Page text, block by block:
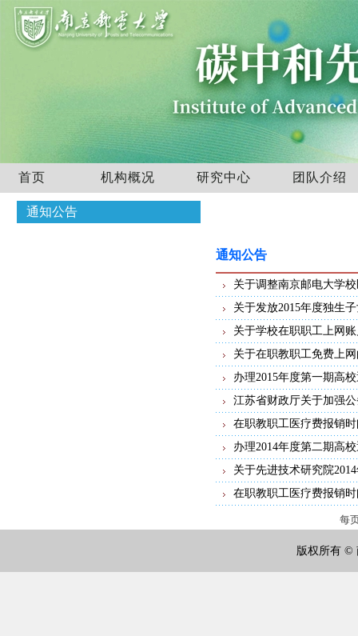
首页 机构概况 研究中心 团队介绍
通知公告
通知公告
关于调整南京邮电大学
关于发放2015年度独生
关于学校在职职工上网
关于在职教职工免费上
办理2015年度第一期高
江苏省财政厅关于加强
在职教职工医疗费报销
办理2014年度第二期高
关于先进技术研究院
在职教职工医疗费报销
每
版权所有 ©